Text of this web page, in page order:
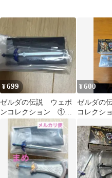
¥699
ゼルダの伝説 ウェポ
ンコレクション ①マ
スターソード
¥600
ゼルダの
コレクシ